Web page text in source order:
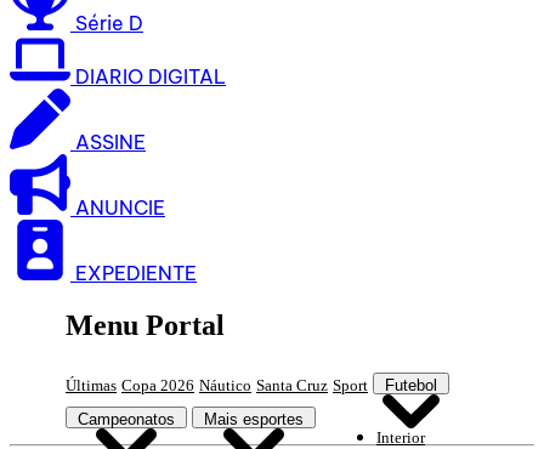
Série D
DIARIO DIGITAL
ASSINE
ANUNCIE
EXPEDIENTE
Menu Portal
Últimas Copa 2026 Náutico Santa Cruz Sport Futebol
Interior
Campeonatos Mais esportes